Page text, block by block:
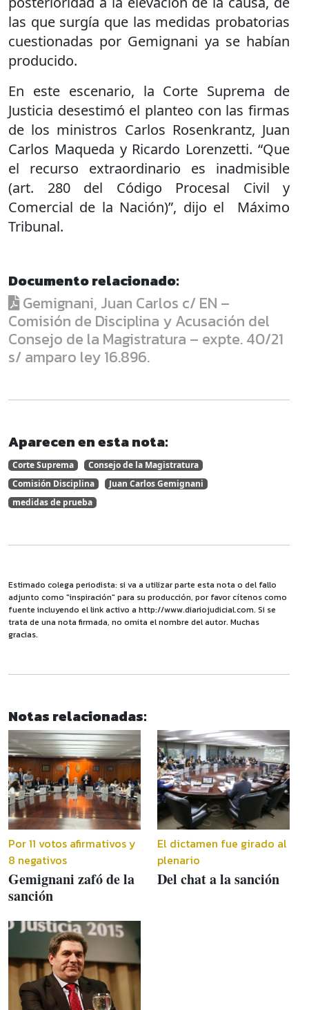
las que surgía que las medidas probatorias
cuestionadas por Gemignani ya se habían
producido.
En este escenario, la Corte Suprema de
Justicia desestimó el planteo con las firmas
de los ministros Carlos Rosenkrantz, Juan
Carlos Maqueda y Ricardo Lorenzetti. “Que
el recurso extraordinario es inadmisible
(art. 280 del Código Procesal Civil y
Comercial de la Nación)”, dijo el Máximo
Tribunal.
Documento relacionado:
Gemignani, Juan Carlos c/ EN –
Comisión de Disciplina y Acusación del
Consejo de la Magistratura – expte. 40/21
s/ amparo ley 16.896.
Aparecen en esta nota:
Corte Suprema
Consejo de la Magistratura
Comisión Disciplina
Juan Carlos Gemignani
medidas de prueba
Estimado colega periodista: si va a utilizar parte esta nota o del fallo
adjunto como "inspiración" para su producción, por favor cítenos como
fuente incluyendo el link activo a http://www.diariojudicial.com. Si se
trata de una nota firmada, no omita el nombre del autor. Muchas
gracias.
Notas relacionadas:
Por 11 votos afirmativos y
8 negativos
Gemignani zafó de la
sanción
El dictamen fue girado al
plenario
Del chat a la sanción